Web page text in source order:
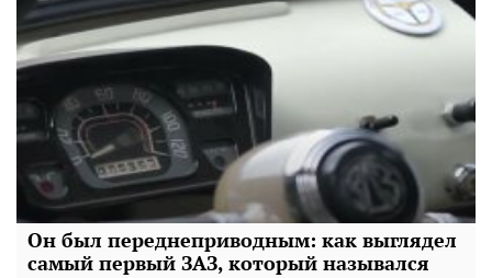
Он был переднеприводным: как выглядел
самый первый ЗАЗ, который назывался